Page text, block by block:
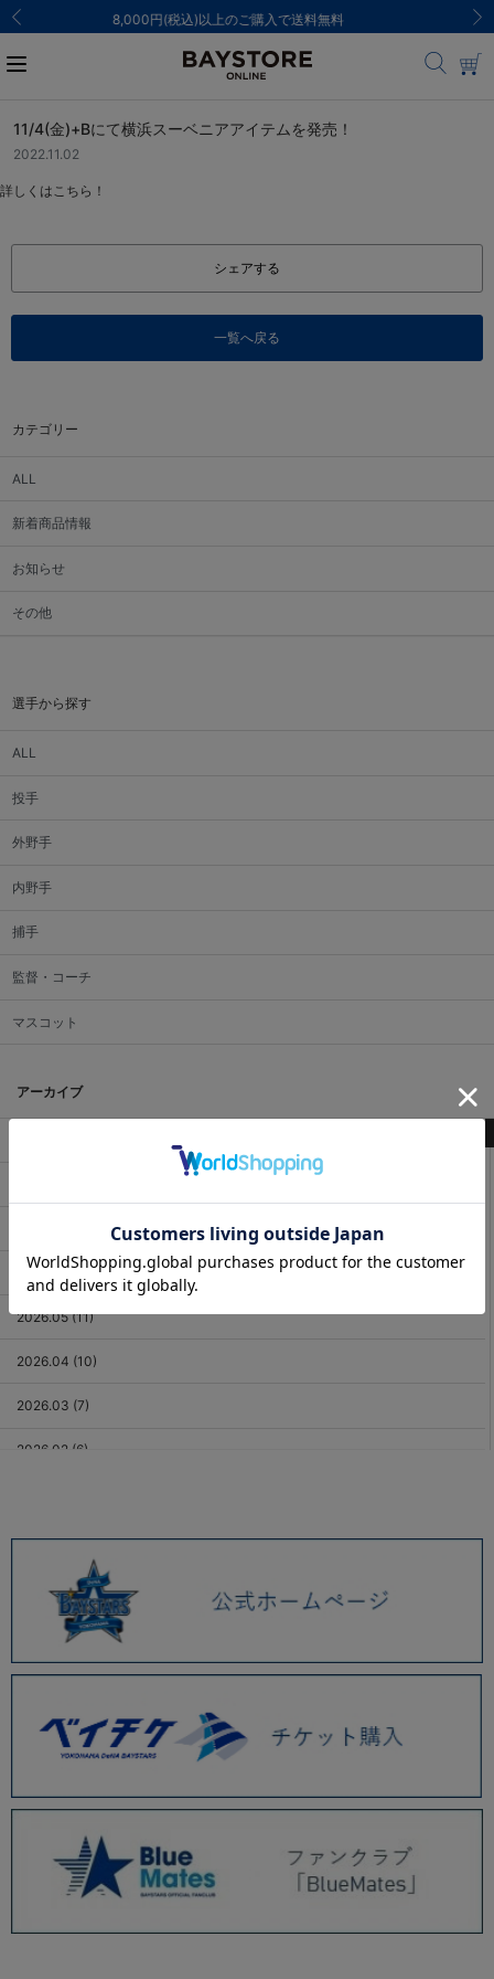
ご注文集中による発送についてのお知らせ
カテゴリー
ALL
新着商品情報
お知らせ
その他
選手から探す
ALL
投手
外野手
内野手
捕手
監督・コーチ
マスコット
アーカイブ
2026.06 (12)
2026.05 (11)
2026.04 (10)
2026.03 (7)
2026.02 (6)
2025.12 (3)
2025.11 (6)
2025.10 (5)
2025.09 (5)
2025.08 (6)
2025.07 (6)
2025.05 (9)
2025.04 (9)
2025.03 (9)
11/4(金)+Bにて横浜スーベニアアイテムを発売！
2022.11.02
詳しくはこちら！
シェアする
一覧へ戻る